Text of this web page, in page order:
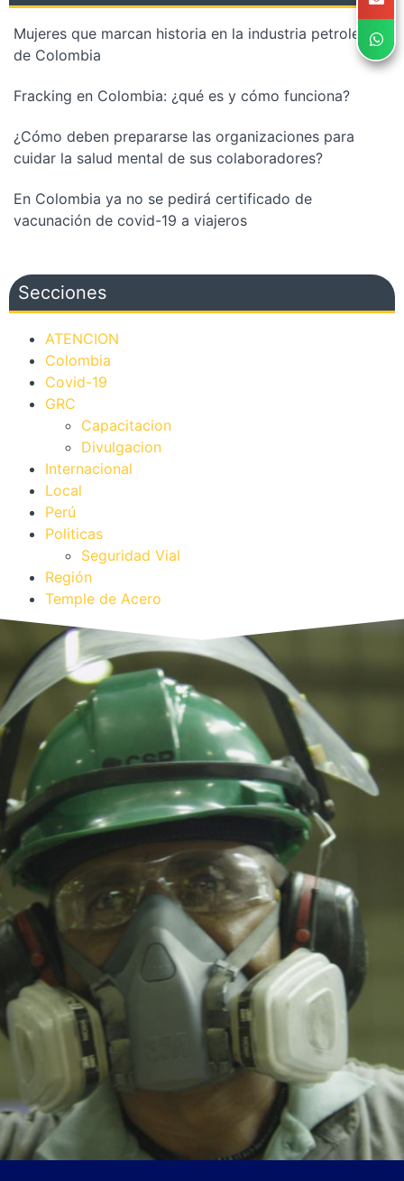
Mujeres que marcan historia en la industria petrolera
de Colombia
Fracking en Colombia: ¿qué es y cómo funciona?
¿Cómo deben prepararse las organizaciones para
cuidar la salud mental de sus colaboradores?
En Colombia ya no se pedirá certificado de
vacunación de covid-19 a viajeros
Secciones
ATENCION
Colombia
Covid-19
GRC
Capacitacion
Divulgacion
Internacional
Local
Perú
Politicas
Seguridad Vial
Región
Temple de Acero